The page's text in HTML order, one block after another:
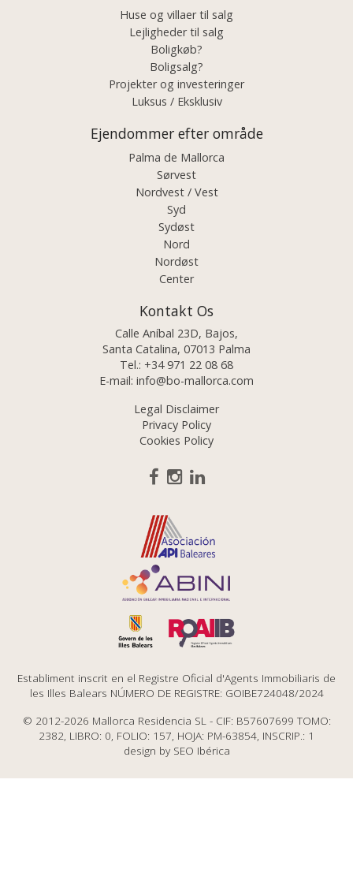
Huse og villaer til salg
Lejligheder til salg
Boligkøb?
Boligsalg?
Projekter og investeringer
Luksus / Eksklusiv
Ejendommer efter område
Palma de Mallorca
Sørvest
Nordvest / Vest
Syd
Sydøst
Nord
Nordøst
Center
Kontakt Os
Calle Aníbal 23D, Bajos,
Santa Catalina, 07013 Palma
Tel.: +34 971 22 08 68
E-mail: info@bo-mallorca.com
Legal Disclaimer
Privacy Policy
Cookies Policy
Establiment inscrit en el Registre Oficial d'Agents Immobiliaris de
les Illes Balears NÚMERO DE REGISTRE: GOIBE724048/2024
© 2012-2026 Mallorca Residencia SL - CIF: B57607699 TOMO:
2382, LIBRO: 0, FOLIO: 157, HOJA: PM-63854, INSCRIP.: 1
design by SEO Ibérica